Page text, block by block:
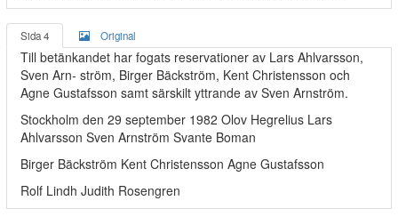
Sida 4 Original
Till betänkandet har fogats reservationer av Lars Ahlvarsson,
Sven Arn- ström, Birger Bäckström, Kent Christensson och
Agne Gustafsson samt särskilt yttrande av Sven Arnström.
Stockholm den 29 september 1982 Olov Hegrelius Lars
Ahlvarsson Sven Arnström Svante Boman
Birger Bäckström Kent Christensson Agne Gustafsson
Rolf Lindh Judith Rosengren